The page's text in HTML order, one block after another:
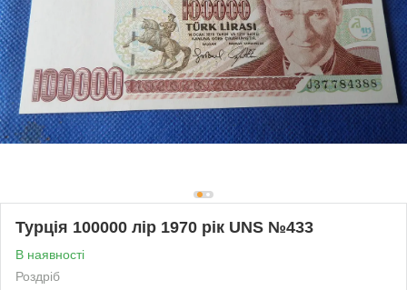
Турція 100000 лір 1970 рік UNS №433
В наявності
Роздріб